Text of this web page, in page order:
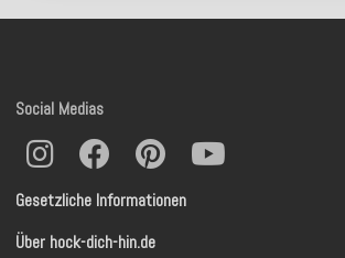
Gesetzliche Informationen
Über hock-dich-hin.de
Social Medias